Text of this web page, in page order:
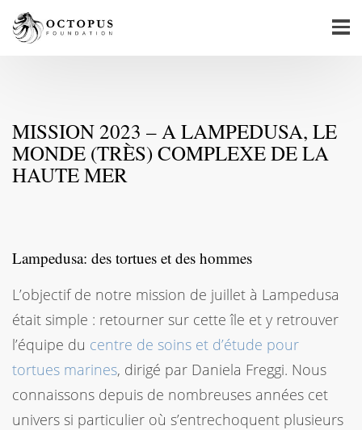
MISSION 2023 – A LAMPEDUSA, LE
MONDE (TRÈS) COMPLEXE DE LA
HAUTE MER
Lampedusa: des tortues et des hommes
L’objectif de notre mission de juillet à Lampedusa
était simple : retourner sur cette île et y retrouver
l’équipe du centre de soins et d’étude pour
tortues marines, dirigé par Daniela Freggi. Nous
connaissons depuis de nombreuses années cet
univers si particulier où s’entrechoquent plusieurs